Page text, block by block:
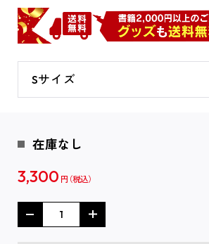
Sサイズ
在庫なし
3,300 円